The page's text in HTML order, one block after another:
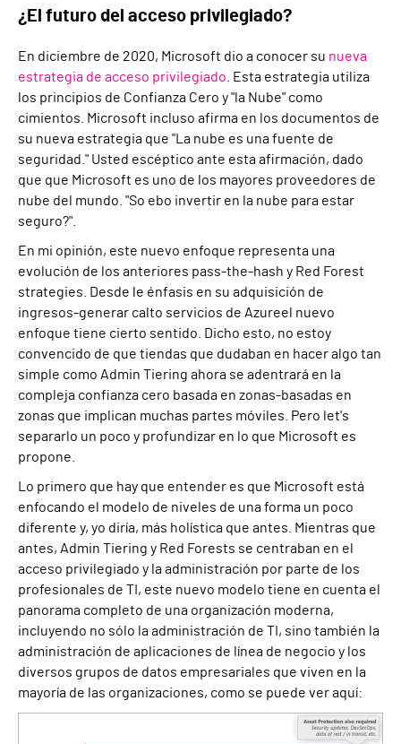
¿El futuro del acceso privilegiado?
En diciembre de 2020, Microsoft dio a conocer su nueva
estrategia de acceso privilegiado . Esta estrategia utiliza
los principios de Confianza Cero y "la Nube" como
cimientos. Microsoft incluso afirma en los documentos de
su nueva estrategia que " La nube es una fuente de
seguridad " Usted escéptico ante esta afirmación, dado
que que Microsoft es uno de los mayores proveedores de
nube del mundo. "So ebo invertir en la nube para estar
seguro?".
En mi opinión, este nuevo enfoque representa una
evolución de los anteriores pass-the-hash y Red Forest
strategies
Desde e énfasis en su adquisición de
ingresos-generar calto servicios de Azureel nuevo
enfoque tiene cierto sentido . Dicho esto, no estoy
convencido de que tiendas que dudaban en hacer algo tan
simple como Admin Tiering ahora se adentrará en la
compleja confianza cero basada en zonas-basadas en
zonas que implican muchas partes móviles Pero et's
separarlo un poco y profundizar en lo que Microsoft es
propone.
Lo primero que hay que entender es que Microsoft está
enfocando el modelo de niveles de una forma un poco
diferente y, yo diría, más holística que antes. Mientras que
antes, Admin Tiering y Red Forests se centraban en el
acceso privilegiado y la administración por parte de los
profesionales de TI, este nuevo modelo tiene en cuenta el
panorama completo de una organización moderna,
incluyendo no sólo la administración de TI, sino también la
administración de aplicaciones de línea de negocio y los
diversos grupos de datos empresariales que viven en la
mayoría de las organizaciones, como se puede ver aquí: